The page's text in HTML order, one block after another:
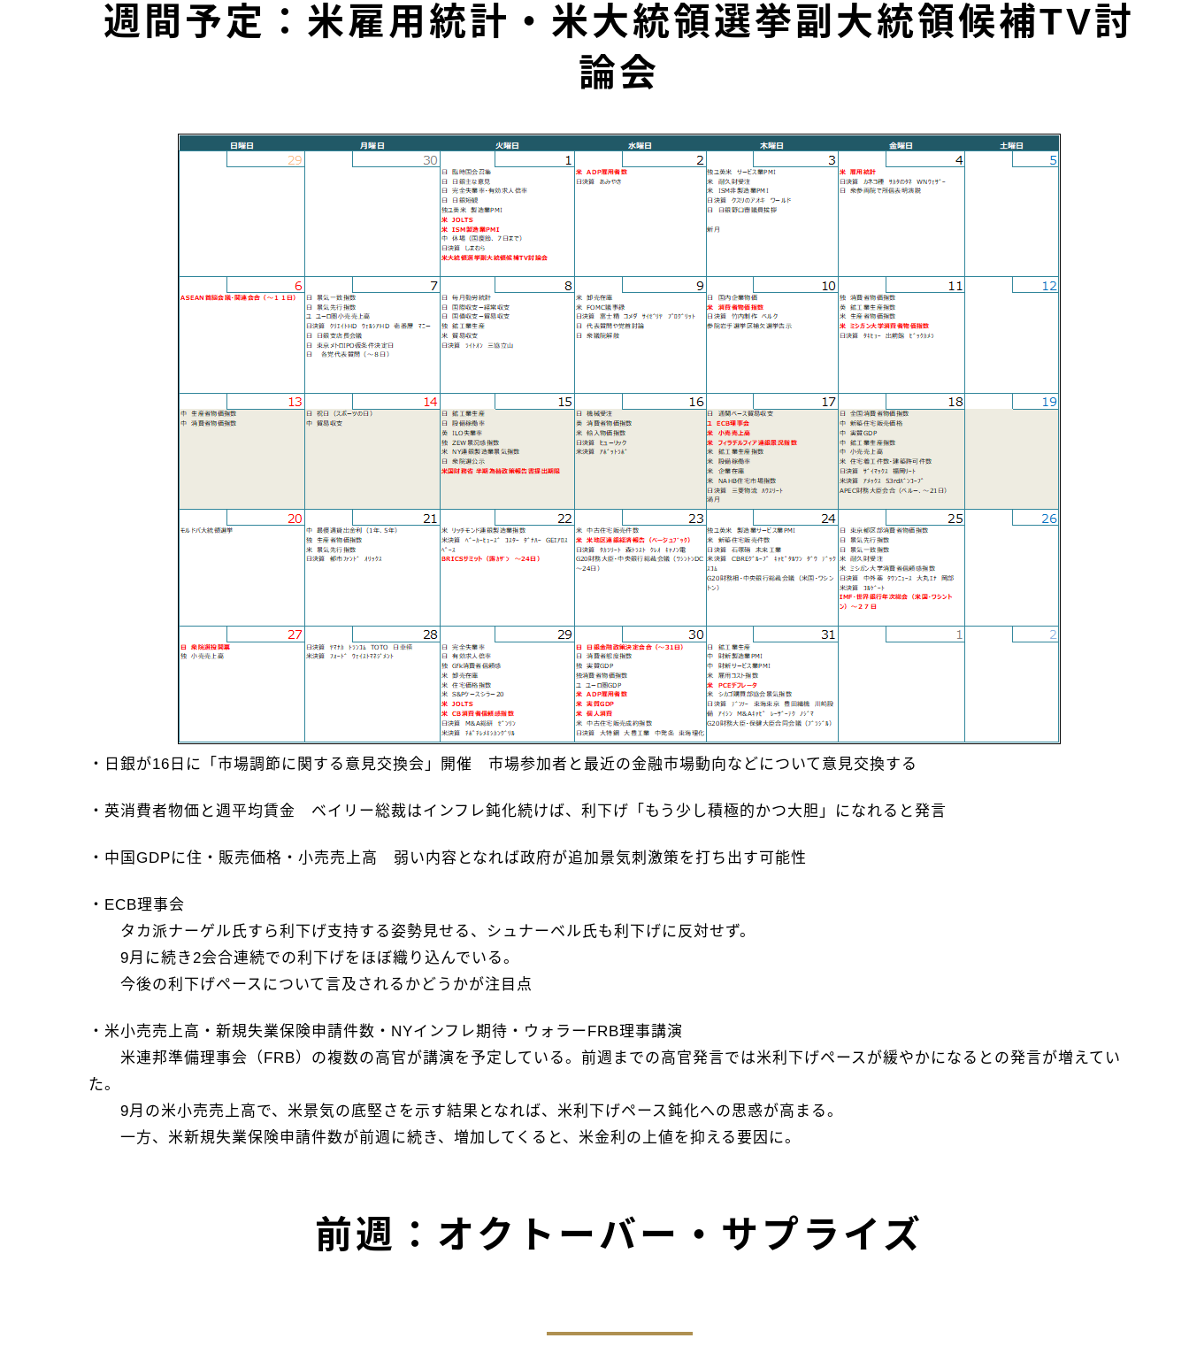
週間予定：米雇用統計・米大統領選挙副大統領候補TV討
論会
・日銀が16日に「市場調節に関する意見交換会」開催 市場参加者と最近の金融市場動向などについて意見交換する
・英消費者物価と週平均賃金 ベイリー総裁はインフレ鈍化続けば、利下げ「もう少し積極的かつ大胆」になれると発言
・中国GDPに住・販売価格・小売売上高 弱い内容となれば政府が追加景気刺激策を打ち出す可能性
・ECB理事会
タカ派ナーゲル氏すら利下げ支持する姿勢見せる、シュナーベル氏も利下げに反対せず。
9月に続き2会合連続での利下げをほぼ織り込んでいる。
今後の利下げペースについて言及されるかどうかが注目点
・米小売売上高・新規失業保険申請件数・NYインフレ期待・ウォラーFRB理事講演
米連邦準備理事会（FRB）の複数の高官が講演を予定している。前週までの高官発言では米利下げペースが緩やかになるとの発言が増えてい
た。
9月の米小売売上高で、米景気の底堅さを示す結果となれば、米利下げペース鈍化への思惑が高まる。
一方、米新規失業保険申請件数が前週に続き、増加してくると、米金利の上値を抑える要因に。
前週：オクトーバー・サプライズ